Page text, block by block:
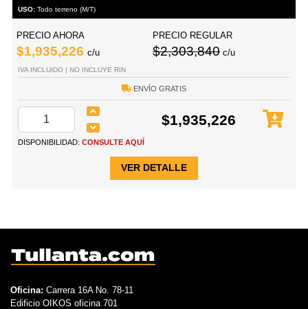
USO: Todo terreno (M/T)
PRECIO AHORA
$1,935,226 c/u
PRECIO REGULAR
$2,303,840 c/u
IVA INCLUIDO | NO INCLUYE RIN
ENVÍO GRATIS
$1,935,226
DISPONIBILIDAD: CONSULTE AQUÍ
VER DETALLE
Oficina: Carrera 16A No. 78-11
Edificio OIKOS oficina 701